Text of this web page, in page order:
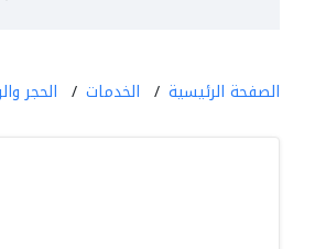
الصفحة الرئيسية الخدمات الحجر